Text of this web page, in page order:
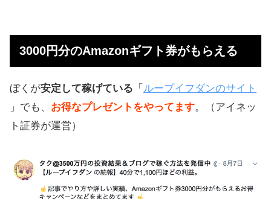
3000円分のAmazonギフト券がもらえる
ぼくが安定して稼げている 「 ループイフダンのサイト
」でも、 お得なプレゼントをやってます。（アイネッ
ト証券が運営）